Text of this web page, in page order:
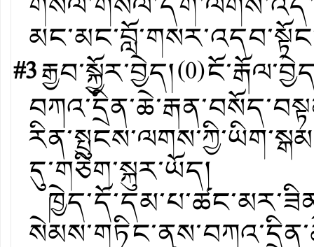
#3རྒྱབ་སྐྱོར་བྱེད།(0)
དུ་གཅིག་སྐུར་ཡོད།